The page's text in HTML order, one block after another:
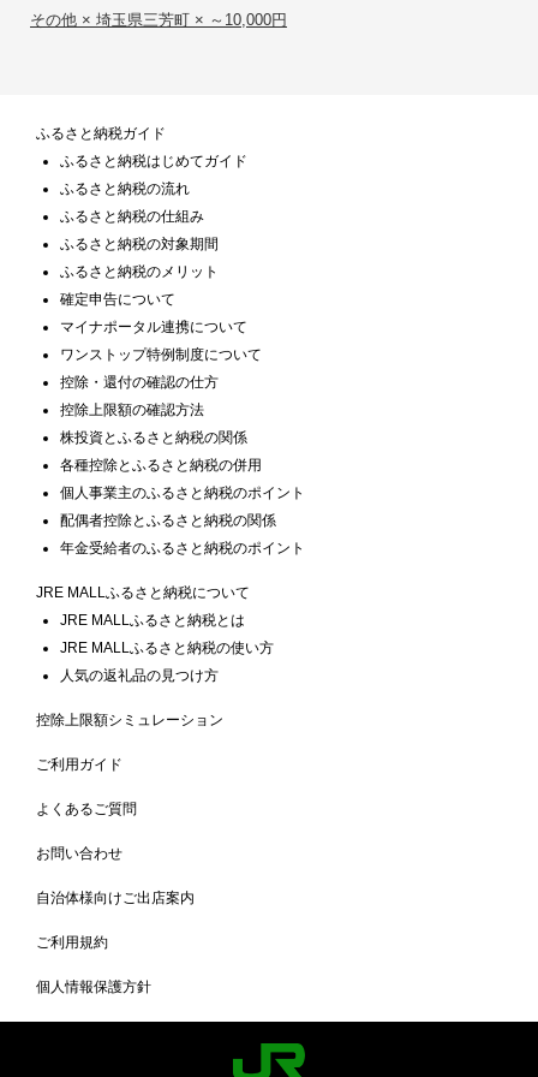
その他 × 埼玉県三芳町 × ～10,000円
ふるさと納税ガイド
ふるさと納税はじめてガイド
ふるさと納税の流れ
ふるさと納税の仕組み
ふるさと納税の対象期間
ふるさと納税のメリット
確定申告について
マイナポータル連携について
ワンストップ特例制度について
控除・還付の確認の仕方
控除上限額の確認方法
株投資とふるさと納税の関係
各種控除とふるさと納税の併用
個人事業主のふるさと納税のポイント
配偶者控除とふるさと納税の関係
年金受給者のふるさと納税のポイント
JRE MALLふるさと納税について
JRE MALLふるさと納税とは
JRE MALLふるさと納税の使い方
人気の返礼品の見つけ方
控除上限額シミュレーション
ご利用ガイド
よくあるご質問
お問い合わせ
自治体様向けご出店案内
ご利用規約
個人情報保護方針